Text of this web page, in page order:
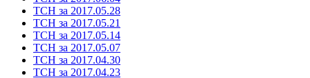
ТСН за 2017.05.28
ТСН за 2017.05.21
ТСН за 2017.05.14
ТСН за 2017.05.07
ТСН за 2017.04.30
ТСН за 2017.04.23